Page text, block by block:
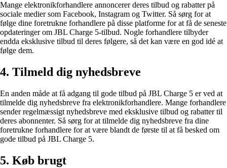
Mange elektronikforhandlere annoncerer deres tilbud og rabatter på
sociale medier som Facebook, Instagram og Twitter. Så sørg for at
følge dine foretrukne forhandlere på disse platforme for at få de seneste
opdateringer om JBL Charge 5-tilbud. Nogle forhandlere tilbyder
endda eksklusive tilbud til deres følgere, så det kan være en god idé at
følge dem.
4. Tilmeld dig nyhedsbreve
En anden måde at få adgang til gode tilbud på JBL Charge 5 er ved at
tilmelde dig nyhedsbreve fra elektronikforhandlere. Mange forhandlere
sender regelmæssigt nyhedsbreve med eksklusive tilbud og rabatter til
deres abonnenter. Så sørg for at tilmelde dig nyhedsbreve fra dine
foretrukne forhandlere for at være blandt de første til at få besked om
gode tilbud på JBL Charge 5.
5. Køb brugt